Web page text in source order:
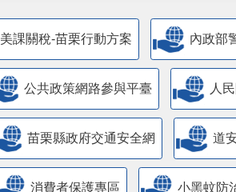
美課關稅-苗栗行動方案 內政部
公共政策網路參與平臺 人
苗栗縣政府交通安全網 道
消費者保護專區 小黑蚊防